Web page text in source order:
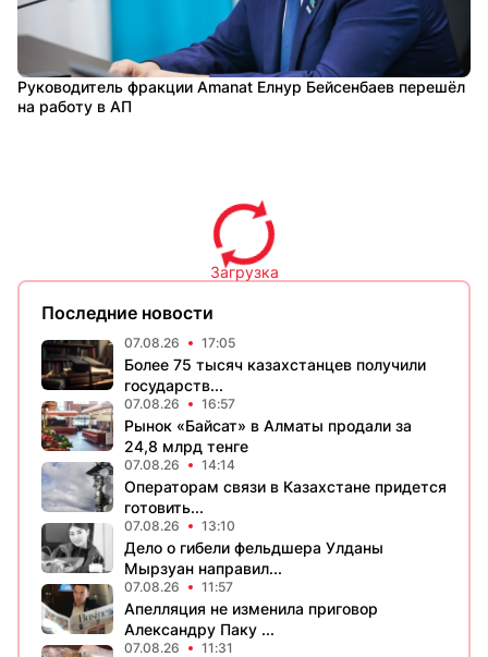
Руководитель фракции Amanat Елнур Бейсенбаев перешёл
на работу в АП
Загрузка
Последние новости
07.08.26 17:05
Более 75 тысяч казахстанцев получили
государств...
07.08.26 16:57
Рынок «Байсат» в Алматы продали за
24,8 млрд тенге
07.08.26 14:14
Операторам связи в Казахстане придется
готовить...
07.08.26 13:10
Дело о гибели фельдшера Улданы
Мырзуан направил...
07.08.26 11:57
Апелляция не изменила приговор
Александру Паку ...
07.08.26 11:31